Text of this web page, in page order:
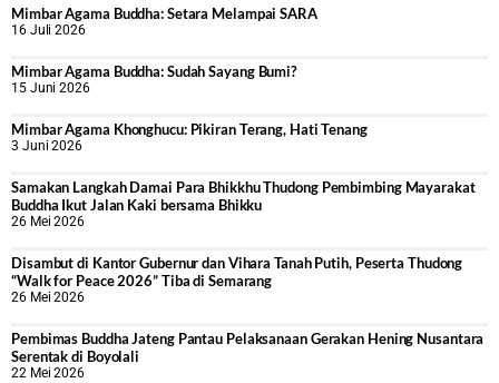
Mimbar Agama Buddha: Setara Melampai SARA
16 Juli 2026
Mimbar Agama Buddha: Sudah Sayang Bumi?
15 Juni 2026
Mimbar Agama Khonghucu: Pikiran Terang, Hati Tenang
3 Juni 2026
Samakan Langkah Damai Para Bhikkhu Thudong Pembimbing Mayarakat
Buddha Ikut Jalan Kaki bersama Bhikku
26 Mei 2026
Disambut di Kantor Gubernur dan Vihara Tanah Putih, Peserta Thudong
“Walk for Peace 2026” Tiba di Semarang
26 Mei 2026
‎Pembimas Buddha Jateng Pantau Pelaksanaan Gerakan Hening Nusantara
Serentak di Boyolali
22 Mei 2026